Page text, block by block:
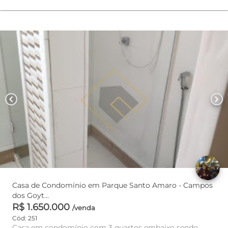
chevron_left chevron_right
Casa de Condomínio em Parque Santo Amaro - Campos
dos Goyt...
R$ 1.650.000 /venda
Cód: 251